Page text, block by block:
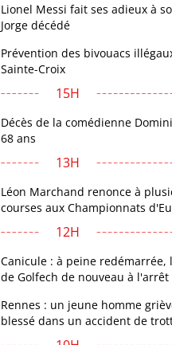
Lionel Messi fait ses adieux à
Jorge décédé
Prévention des bivouacs
Sainte-Croix
15H
Décès de la comédienne
68 ans
13H
Léon Marchand renonce à
courses aux Championnats
12H
Canicule : à peine redémarrée,
de Golfech de nouveau à l'arrêt
Rennes : un jeune homme
blessé dans un accident de